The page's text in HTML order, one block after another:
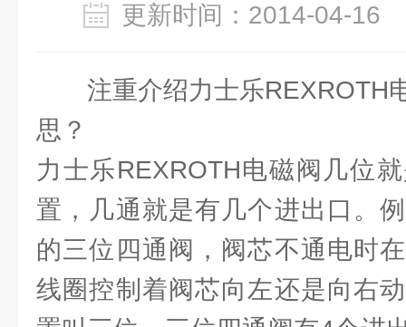
更新时间：2014-04-
注重介绍力士乐REXROTH
思？
力士乐REXROTH电磁阀几位
置，几通就是有几个进出口。
的三位四通阀，阀芯不通电时
线圈控制着阀芯向左还是向右